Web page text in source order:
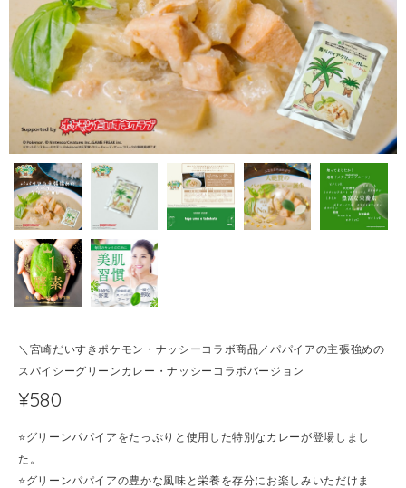
＼宮崎だいすきポケモン・ナッシーコラボ商品／パパイアの主張強めの
スパイシーグリーンカレー・ナッシーコラボバージョン
¥580
⭐️グリーンパパイアをたっぷりと使用した特別なカレーが登場しまし
た。
⭐️グリーンパパイアの豊かな風味と栄養を存分にお楽しみいただけま